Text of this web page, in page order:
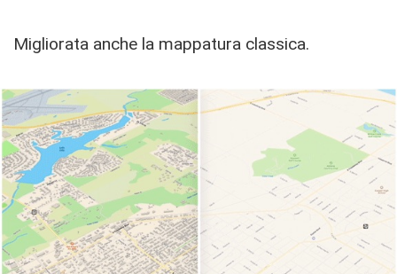
Migliorata anche la mappatura classica.